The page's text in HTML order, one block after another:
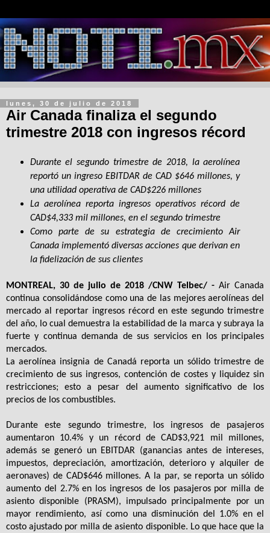
lunes, 30 de julio de 2018
Air Canada finaliza el segundo
trimestre 2018 con ingresos récord
Durante el segundo trimestre de 2018, la aerolínea
reportó un ingreso EBITDAR de CAD $646 millones, y
una utilidad operativa de CAD$226 millones
La aerolínea reporta ingresos operativos récord de
CAD$4,333 mil millones, en el segundo trimestre
Como parte de su estrategia de crecimiento Air
Canada implementó diversas acciones que derivan en
la fidelización de sus clientes
MONTREAL, 30 de julio de 2018 /CNW Telbec/ - Air Canada
continua consolidándose como una de las mejores aerolíneas del
mercado al reportar ingresos récord en este segundo trimestre
del año, lo cual demuestra la estabilidad de la marca y subraya la
fuerte y continua demanda de sus servicios en los principales
mercados.
La aerolínea insignia de Canadá reporta un sólido trimestre de
crecimiento de sus ingresos, contención de costes y liquidez sin
restricciones; esto a pesar del aumento significativo de los
precios de los combustibles.
Durante este segundo trimestre, los ingresos de pasajeros
aumentaron 10.4% y un récord de CAD$3,921 mil millones,
además se generó un EBITDAR (ganancias antes de intereses,
impuestos, depreciación, amortización, deterioro y alquiler de
aeronaves) de CAD$646 millones. A la par, se reporta un sólido
aumento del 2.7% en los ingresos de los pasajeros por milla de
asiento disponible (PRASM), impulsado principalmente por un
mayor rendimiento, así como una disminución del 1.0% en el
costo ajustado por milla de asiento disponible. Lo que hace que la